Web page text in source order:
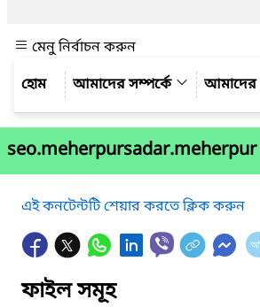
মেনু নির্বাচন করুন
আমাদের সম্পর্কে
আমাদের
seo.meherpursadar.meherpur
এই কনটেন্টটি শেয়ার করতে ক্লিক করুন
ফাইল সমূহ